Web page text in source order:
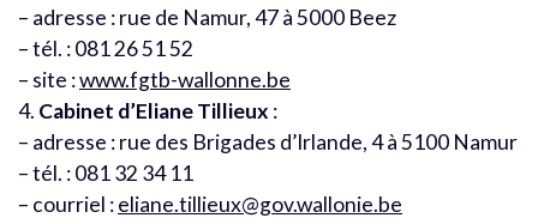
– adresse : rue de Namur, 47 à 5000 Beez
– tél. : 081 26 51 52
– site :www.fgtb-wallonne.be
4. Cabinet d’Eliane Tillieux :
– adresse : rue des Brigades d’Irlande, 4 à 5100 Namur
– tél. : 081 32 34 11
– courriel :eliane.tillieux@gov.wallonie.be